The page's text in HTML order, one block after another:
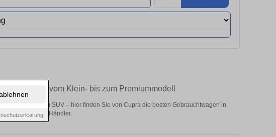
Cupra – vom Klein- bis zum Premiummodell
bis hin zum SUV – hier finden Sie von Cupra die besten Gebrauchtwagen in
privat und vom Händler.